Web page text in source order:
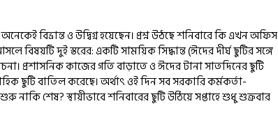
বিভ্রান্ত ও উদ্বিগ্ন হয়েছেন। প্রশ্ন উঠছে শনিবারে কি এখন অফিস
দুই স্তরের: একটি সাময়িক সিদ্ধান্ত (ঈদের দীর্ঘ ছুটির সঙ্গে
প্রশাসনিক কাজের গতি বাড়াতে ও ঈদের টানা সাতদিনের ছুটি
ছুটি বাতিল করেছে। অর্থাৎ ওই দিন সব সরকারি কর্মকর্তা-
শেষ? স্থায়ীভাবে শনিবারের ছুটি উঠিয়ে সপ্তাহে শুধু শুক্রবার